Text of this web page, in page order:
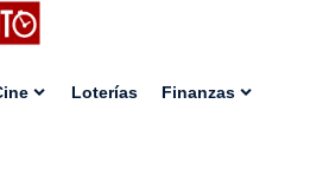
Loterías Finanzas